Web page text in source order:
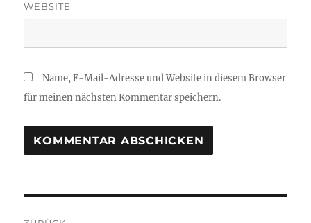
WEBSITE
Name, E-Mail-Adresse und Website in diesem Browser
für meinen nächsten Kommentar speichern.